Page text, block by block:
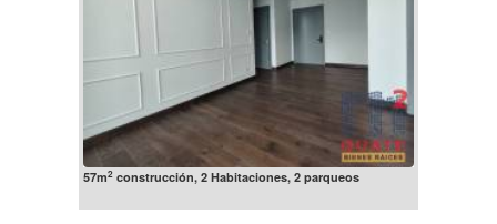
57m2construcción, 2 Habitaciones, 2 parqueos